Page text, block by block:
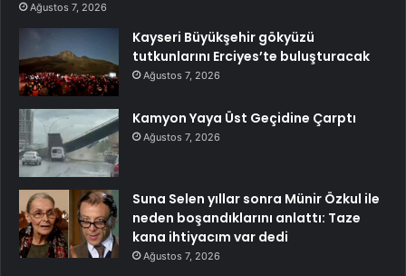
Ağustos 7, 2026
Kayseri Büyükşehir gökyüzü
tutkunlarını Erciyes’te buluşturacak
Ağustos 7, 2026
Kamyon Yaya Üst Geçidine Çarptı
Ağustos 7, 2026
Suna Selen yıllar sonra Münir Özkul ile
neden boşandıklarını anlattı: Taze
kana ihtiyacım var dedi
Ağustos 7, 2026